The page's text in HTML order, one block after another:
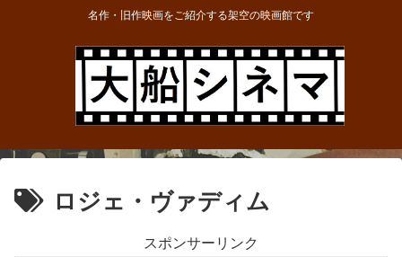
名作・旧作映画をご紹介する架空の映画館です
ロジェ・ヴァディム
スポンサーリンク